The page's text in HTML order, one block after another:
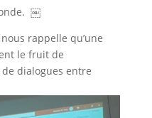
￼
rappelle qu’une
le fruit de
dialogues entre